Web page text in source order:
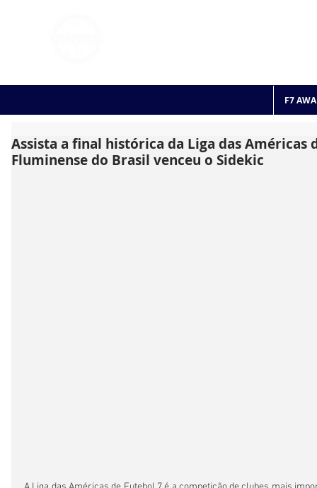
F7
Assista a final histórica da Liga das Américas
Fluminense do Brasil venceu o Sidekic